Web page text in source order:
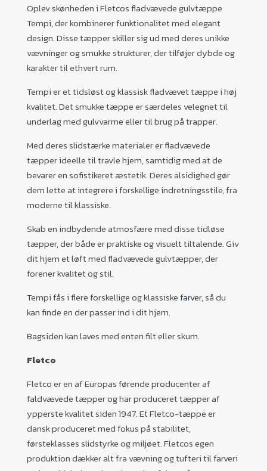
Oplev skønheden i Fletcos fladvævede gulvtæppe
Tempi, der kombinerer funktionalitet med elegant
design. Disse tæpper skiller sig ud med deres unikke
vævninger og smukke strukturer, der tilføjer dybde og
karakter til ethvert rum.
Tempi er et tidsløst og klassisk fladvævet tæppe i høj
kvalitet. Det smukke tæppe er særdeles velegnet til
underlag med gulvvarme eller til brug på trapper.
Med deres slidstærke materialer er fladvævede
tæpper ideelle til travle hjem, samtidig med at de
bevarer en sofistikeret æstetik. Deres alsidighed gør
dem lette at integrere i forskellige indretningsstile, fra
moderne til klassiske.
Skab en indbydende atmosfære med disse tidløse
tæpper, der både er praktiske og visuelt tiltalende. Giv
dit hjem et løft med fladvævede gulvtæpper, der
forener kvalitet og stil.
Tempi fås i flere forskellige og klassiskefarver, så du
kan finde en der passer ind i dit hjem.
Bagsiden kan laves med enten filt eller skum.
Fletco
Fletco er en af Europas førende producenter af
faldvævede tæpper og har produceret tæpper af
ypperste kvalitet siden 1947. Et Fletco-tæppe er
dansk produceret med fokus på stabilitet,
førsteklasses slidstyrke og miljøet. Fletcos egen
produktion dækker alt fra vævning og tufteri til farveri